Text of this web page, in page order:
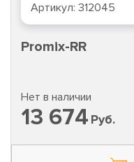
Артикул: 312045
Promix-RR
Нет в наличии
13 674 Руб.